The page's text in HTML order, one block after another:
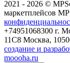
2021 - 2026 ©
маркетплейсов
+74951068300 г.
11С8 Москва,
создание и
moooha.ru